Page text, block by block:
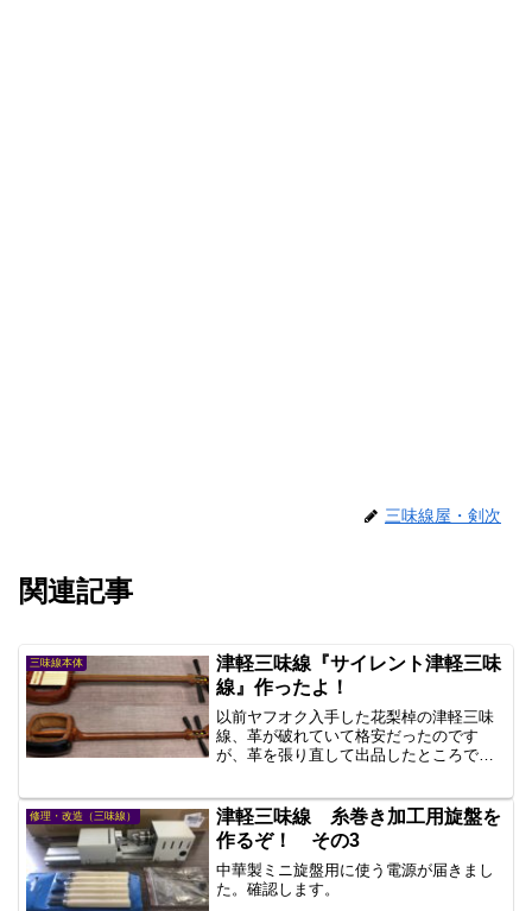
三味線屋・剣次
関連記事
三味線本体
津軽三味線『サイレント津軽三味
線』作ったよ！
以前ヤフオク入手した花梨棹の津軽三味
線、革が破れていて格安だったのです
が、革を張り直して出品したところでヤ
利益は出ません。いずれ子供の練習用
に！と思って取っておいたのですが…
修理・改造（三味線）
津軽三味線 糸巻き加工用旋盤を
作るぞ！ その3
中華製ミニ旋盤用に使う電源が届きまし
た。確認します。